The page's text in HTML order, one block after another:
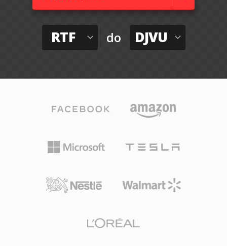
RTF do DJVU